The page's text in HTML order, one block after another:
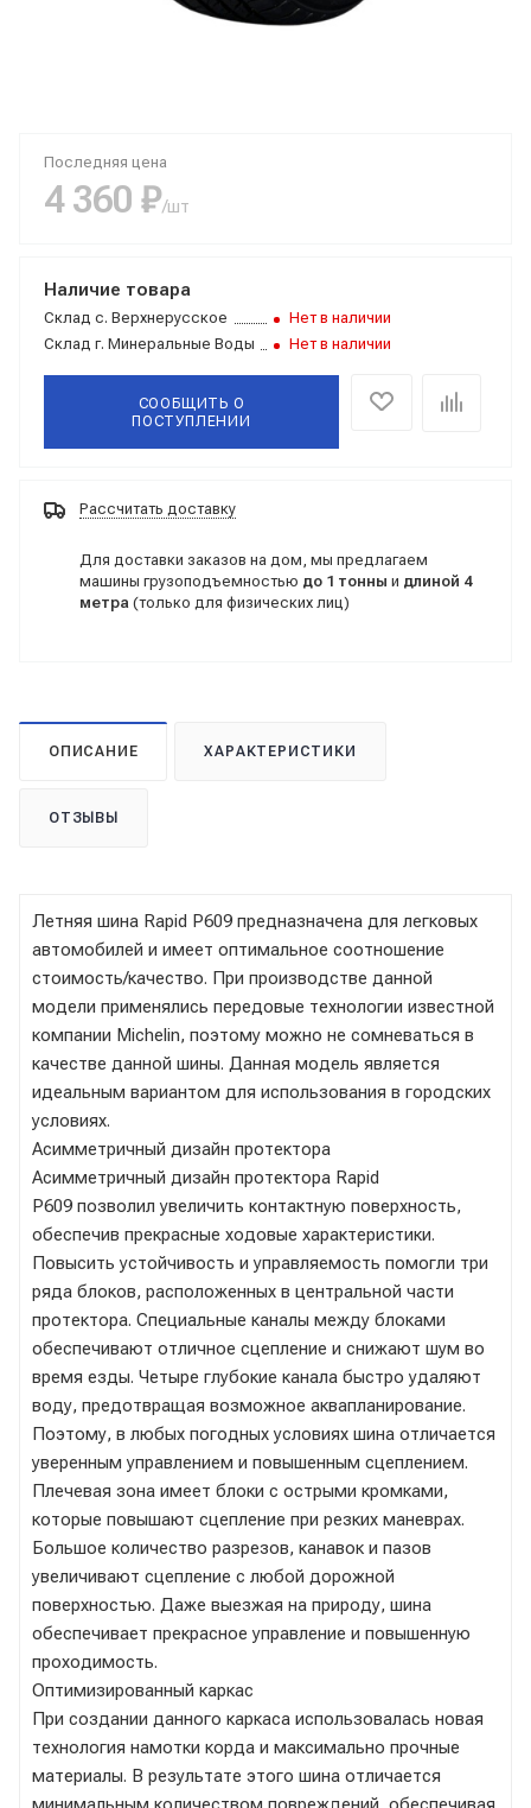
Последняя цена
4 360 ₽/шт
Наличие товара
Склад с. Верхнерусское
Нет в наличии
Склад г. Минеральные Воды Нет в наличии
СООБЩИТЬ О
ПОСТУПЛЕНИИ
Рассчитать доставку
Для доставки заказов на дом, мы предлагаем
машины грузоподъемностью до 1 тонны и длиной 4
метра (только для физических лиц)
ОПИСАНИЕ ХАРАКТЕРИСТИКИ
ОТЗЫВЫ
Летняя шина Rapid P609 предназначена для легковых
автомобилей и имеет оптимальное соотношение
стоимость/качество. При производстве данной
модели применялись передовые технологии известной
компании Michelin, поэтому можно не сомневаться в
качестве данной шины. Данная модель является
идеальным вариантом для использования в городских
условиях.
Асимметричный дизайн протектора
Асимметричный дизайн протектора Rapid
P609 позволил увеличить контактную поверхность,
обеспечив прекрасные ходовые характеристики.
Повысить устойчивость и управляемость помогли три
ряда блоков, расположенных в центральной части
протектора. Специальные каналы между блоками
обеспечивают отличное сцепление и снижают шум во
время езды. Четыре глубокие канала быстро удаляют
воду, предотвращая возможное аквапланирование.
Поэтому, в любых погодных условиях шина отличается
уверенным управлением и повышенным сцеплением.
Плечевая зона имеет блоки с острыми кромками,
которые повышают сцепление при резких маневрах.
Большое количество разрезов, канавок и пазов
увеличивают сцепление с любой дорожной
поверхностью. Даже выезжая на природу, шина
обеспечивает прекрасное управление и повышенную
проходимость.
Оптимизированный каркас
При создании данного каркаса использовалась новая
технология намотки корда и максимально прочные
материалы. В результате этого шина отличается